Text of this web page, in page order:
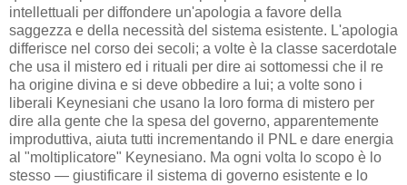
intellettuali per diffondere un'apologia a favore della
saggezza e della necessità del sistema esistente. L'apologia
differisce nel corso dei secoli; a volte è la classe sacerdotale
che usa il mistero ed i rituali per dire ai sottomessi che il re
ha origine divina e si deve obbedire a lui; a volte sono i
liberali Keynesiani che usano la loro forma di mistero per
dire alla gente che la spesa del governo, apparentemente
improduttiva, aiuta tutti incrementando il PNL e dare energia
al "moltiplicatore" Keynesiano. Ma ogni volta lo scopo è lo
stesso — giustificare il sistema di governo esistente e lo